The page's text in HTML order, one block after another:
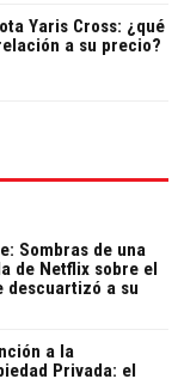
Yaris Cross: ¿qué
a su precio?
Sombras de una
de Netflix sobre el
descuartizó a su
a la
Privada: el